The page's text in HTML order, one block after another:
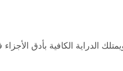
الدراية الكافية بأدق الأجزاء